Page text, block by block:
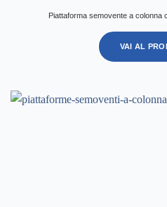
Piattaforma semovente a colonna
VAI AL